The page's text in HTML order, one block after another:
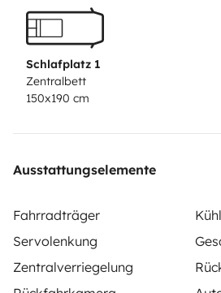
seguro premium y de 1500€ con
duda no dudéis preguntarme :)
Schlafplatz 1
Zentralbett
150x190 cm
Ausstattungselemente
Fahrradträger
Servolenkung
Zentralverriegelung